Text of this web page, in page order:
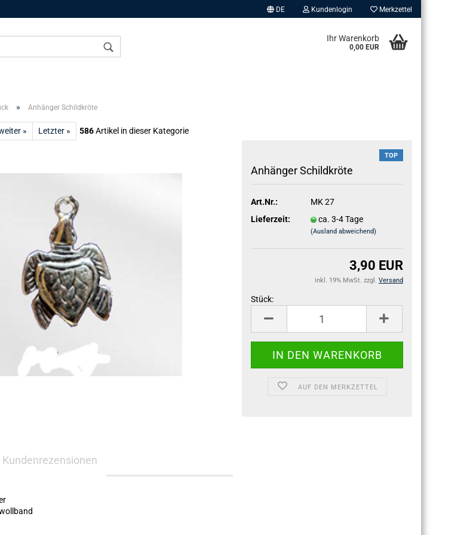
DE Kundenlogin Merkzettel
Ihr Warenkorb
0,00 EUR
» Anhänger Schildkröte
» Letzter » 586Artikel in dieser Kategorie
TOP
An­hän­ger Schild­krö­te
Art.Nr.:
MK 27
Lieferzeit:
ca. 3-4 Tage
(Ausland abweichend)
3,90 EUR
inkl. 19% MwSt. zzgl. Versand
Stück:
Stück
AUF DEN MERKZETTEL
Kundenrezensionen